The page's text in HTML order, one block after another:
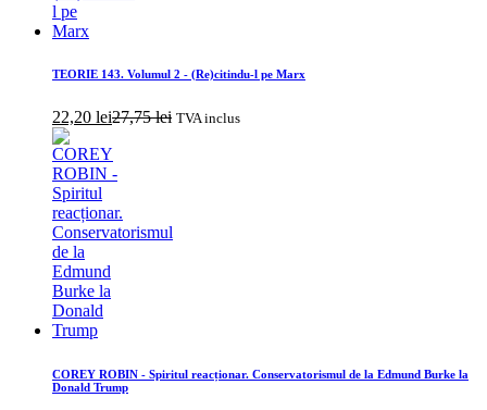
TEORIE 143. Volumul 2 - (Re)citindu-l pe Marx
22,20 lei27,75lei TVA inclus
COREY ROBIN - Spiritul reacționar. Conservatorismul de la Edmund Burke la
Donald Trump